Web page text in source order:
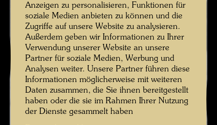
Anzeigen zu personalisieren, Funktionen für
soziale Medien anbieten zu können und die
Zugriffe auf unsere Website zu analysieren.
Außerdem geben wir Informationen zu Ihrer
Verwendung unserer Website an unsere
Partner für soziale Medien, Werbung und
Analysen weiter. Unsere Partner führen diese
Informationen möglicherweise mit weiteren
Daten zusammen, die Sie ihnen bereitgestellt
haben oder die sie im Rahmen Ihrer Nutzung
der Dienste gesammelt haben